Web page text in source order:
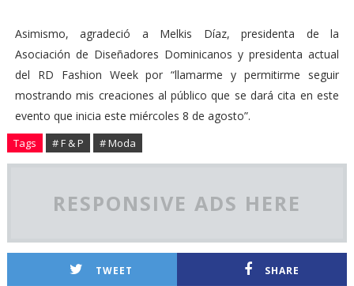
Asimismo, agradeció a Melkis Díaz, presidenta de la
Asociación de Diseñadores Dominicanos y presidenta actual
del RD Fashion Week por “llamarme y permitirme seguir
mostrando mis creaciones al público que se dará cita en este
evento que inicia este miércoles 8 de agosto”.
Tags # F & P # Moda
RESPONSIVE ADS HERE
TWEET SHARE